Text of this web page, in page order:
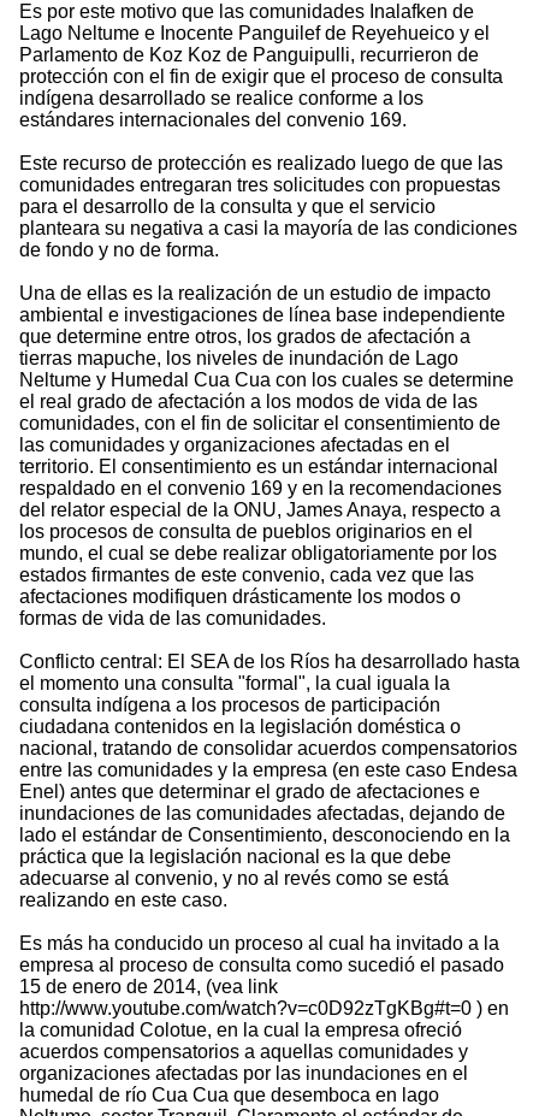
Es por este motivo que las comunidades Inalafken de
Lago Neltume e Inocente Panguilef de Reyehueico y el
Parlamento de Koz Koz de Panguipulli, recurrieron de
protección con el fin de exigir que el proceso de consulta
indígena desarrollado se realice conforme a los
estándares internacionales del convenio 169.
Este recurso de protección es realizado luego de que las
comunidades entregaran tres solicitudes con propuestas
para el desarrollo de la consulta y que el servicio
planteara su negativa a casi la mayoría de las condiciones
de fondo y no de forma.
Una de ellas es la realización de un estudio de impacto
ambiental e investigaciones de línea base independiente
que determine entre otros, los grados de afectación a
tierras mapuche, los niveles de inundación de Lago
Neltume y Humedal Cua Cua con los cuales se determine
el real grado de afectación a los modos de vida de las
comunidades, con el fin de solicitar el consentimiento de
las comunidades y organizaciones afectadas en el
territorio. El consentimiento es un estándar internacional
respaldado en el convenio 169 y en la recomendaciones
del relator especial de la ONU, James Anaya, respecto a
los procesos de consulta de pueblos originarios en el
mundo, el cual se debe realizar obligatoriamente por los
estados firmantes de este convenio, cada vez que las
afectaciones modifiquen drásticamente los modos o
formas de vida de las comunidades.
Conflicto central: El SEA de los Ríos ha desarrollado hasta
el momento una consulta "formal", la cual iguala la
consulta indígena a los procesos de participación
ciudadana contenidos en la legislación doméstica o
nacional, tratando de consolidar acuerdos compensatorios
entre las comunidades y la empresa (en este caso Endesa
Enel) antes que determinar el grado de afectaciones e
inundaciones de las comunidades afectadas, dejando de
lado el estándar de Consentimiento, desconociendo en la
práctica que la legislación nacional es la que debe
adecuarse al convenio, y no al revés como se está
realizando en este caso.
Es más ha conducido un proceso al cual ha invitado a la
empresa al proceso de consulta como sucedió el pasado
15 de enero de 2014, (vea link
http://www.youtube.com/watch?v=c0D92zTgKBg#t=0 ) en
la comunidad Colotue, en la cual la empresa ofreció
acuerdos compensatorios a aquellas comunidades y
organizaciones afectadas por las inundaciones en el
humedal de río Cua Cua que desemboca en lago